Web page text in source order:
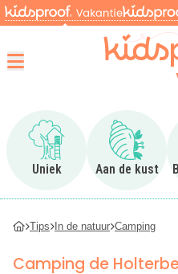
Uniek
Ga naar Uniek
Aan de kust
Ga naar
Tips In de natuur Camping
Camping de